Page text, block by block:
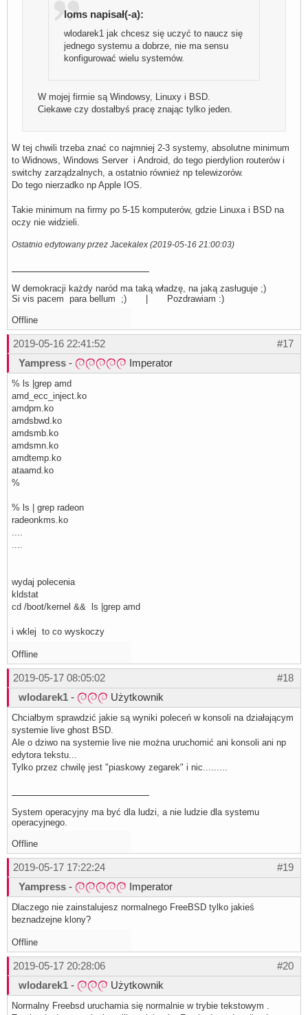
loms napisał(-a):
wlodarek1 jak chcesz się uczyć to naucz się
jednego systemu a dobrze, nie ma sensu
konfigurować wielu systemów.
W mojej firmie są Windowsy, Linuxy i BSD.
Ciekawe czy dostałbyś pracę znając tylko jeden.
W tej chwili trzeba znać co najmniej 2-3 systemy, absolutne minimum
to Widnows, Windows Server i Android, do tego pierdylion routerów i
switchy zarządzalnych, a ostatnio również np telewizorów.
Do tego nierzadko np Apple IOS.
Takie minimum na firmy po 5-15 komputerów, gdzie Linuxa i BSD na
oczy nie widzieli.
Ostatnio edytowany przez Jacekalex (2019-05-16 21:00:03)
W demokracji każdy naród ma taką władzę, na jaką zasługuje ;)
Si vis pacem para bellum ;) | Pozdrawiam :)
Offline
#17
2019-05-16 22:41:52
Yampress - Imperator
% ls |grep amd
amd_ecc_inject.ko
amdpm.ko
amdsbwd.ko
amdsmb.ko
amdsmn.ko
amdtemp.ko
ataamd.ko
%
% ls | grep radeon
radeonkms.ko
....
....
wydaj polecenia
kldstat
cd /boot/kernel && ls |grep amd
i wklej to co wyskoczy
Offline
#18
2019-05-17 08:05:02
wlodarek1 - Użytkownik
Chciałbym sprawdzić jakie są wyniki poleceń w konsoli na działającym
systemie live ghost BSD.
Ale o dziwo na systemie live nie można uruchomić ani konsoli ani np
edytora tekstu...
Tylko przez chwilę jest "piaskowy zegarek" i nic.........
System operacyjny ma być dla ludzi, a nie ludzie dla systemu
operacyjnego.
Offline
#19
2019-05-17 17:22:24
Yampress - Imperator
Dlaczego nie zainstalujesz normalnego FreeBSD tylko jakieś
beznadzejne klony?
Offline
#20
2019-05-17 20:28:06
wlodarek1 - Użytkownik
Normalny Freebsd uruchamia się normalnie w trybie tekstowym .